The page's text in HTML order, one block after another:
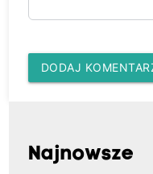
DODAJ
Najnowsze